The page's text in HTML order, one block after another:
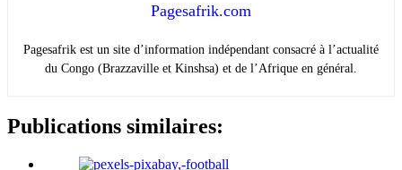
Pagesafrik.com
Pagesafrik est un site d’information indépendant consacré à l’actualité
du Congo (Brazzaville et Kinshsa) et de l’Afrique en général.
Publications similaires: